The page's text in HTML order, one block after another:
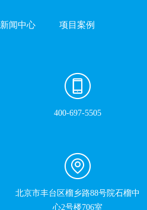
400-697-5505
北京市丰台区榴乡路88号院石榴中
心2号楼706室
新闻中心 项目案例